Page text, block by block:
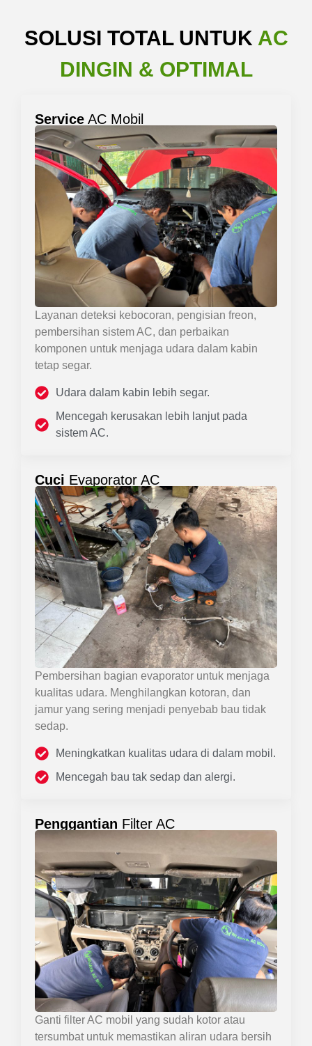
SOLUSI TOTAL UNTUK AC
DINGIN & OPTIMAL
Service AC Mobil
Layanan deteksi kebocoran, pengisian freon,
pembersihan sistem AC, dan perbaikan
komponen untuk menjaga udara dalam kabin
tetap segar.
Udara dalam kabin lebih segar.
Mencegah kerusakan lebih lanjut pada
sistem AC.
Cuci Evaporator AC
Pembersihan bagian evaporator untuk menjaga
kualitas udara. Menghilangkan kotoran, dan
jamur yang sering menjadi penyebab bau tidak
sedap.
Meningkatkan kualitas udara di dalam mobil.
Mencegah bau tak sedap dan alergi.
Penggantian Filter AC
Ganti filter AC mobil yang sudah kotor atau
tersumbat untuk memastikan aliran udara bersih